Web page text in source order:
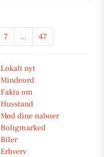
7 ... 47
Lokalt nyt
Mindeord
Fakta om
Husstand
Mød dine naboer
Boligmarked
Biler
Erhverv